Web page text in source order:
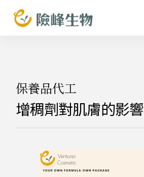
跳
至
保養品代工
增稠劑對肌膚的影響